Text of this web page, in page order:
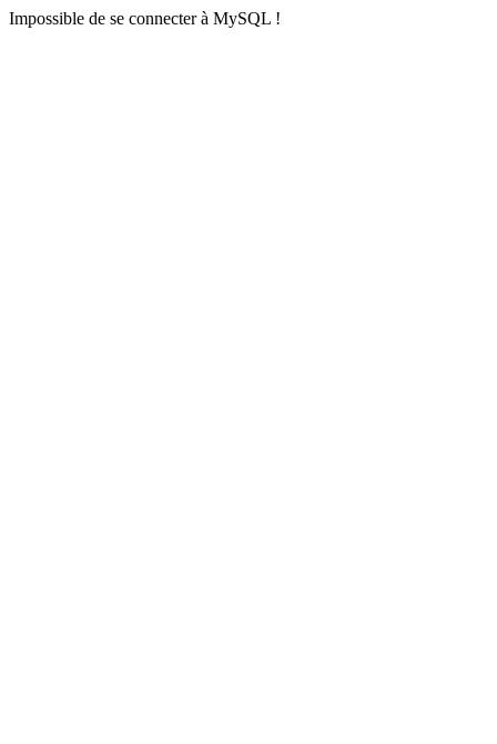
Impossible de se connecter à MySQL !